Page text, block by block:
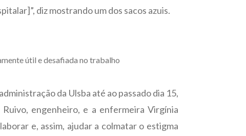
diz mostrando um dos sacos azuis.
útil e desafiada no trabalho
da Ulsba até ao passado dia 15,
engenheiro, e a enfermeira Virgínia
e, assim, ajudar a colmatar o estigma